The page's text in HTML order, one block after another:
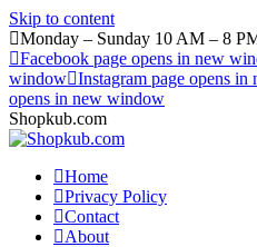
Skip to content
Monday – Sunday 10 AM – 8
Facebook page opens in new
window Instagram page opens
opens in new window
Shopkub.com
Home
Privacy Policy
Contact
About